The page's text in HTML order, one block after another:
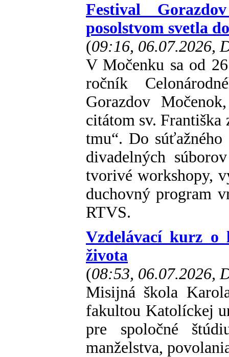
Festival
posolstvom svetla
(09:16, 06.07.2026,
V Močenku sa od
ročník
Gorazdov
citátom sv.
tmu“. Do
divadelných
tvorivé workshopy,
duchovný program
RTVS.
Vzdelávací kurz o
života
(08:53, 06.07.2026,
Misijná škola
fakultou Katolíckej
pre spoločné
manželstva,